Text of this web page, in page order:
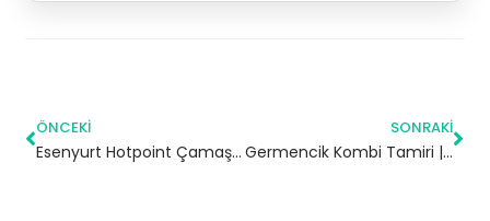
ÖNCEKI
Esenyurt Hotpoint Çamaşır Makinesi Servisi
SONRAKI
Germencik Kombi Tamiri | Aydın